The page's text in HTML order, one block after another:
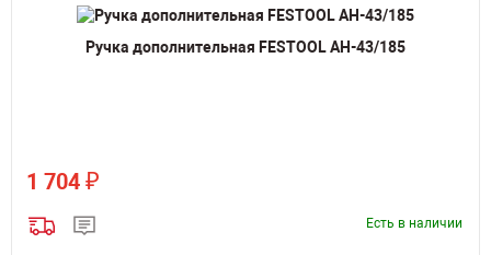
Ручка дополнительная FESTOOL AH-43/185
1 704 ₽
Есть в наличии